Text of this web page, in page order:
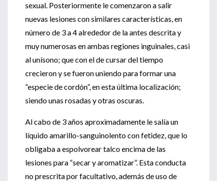
sexual. Posteriormente le comenzaron a salir
nuevas lesiones con similares características, en
número de 3 a 4 alrededor de la antes descrita y
muy numerosas en ambas regiones inguinales, casi
al unísono; que con el de cursar del tiempo
crecieron y se fueron uniendo para formar una
“especie de cordón”, en esta última localización;
siendo unas rosadas y otras oscuras.
Al cabo de 3 años aproximadamente le salía un
líquido amarillo-sanguinolento con fetidez, que lo
obligaba a espolvorear talco encima de las
lesiones para “secar y aromatizar”. Esta conducta
no prescrita por facultativo, además de uso de